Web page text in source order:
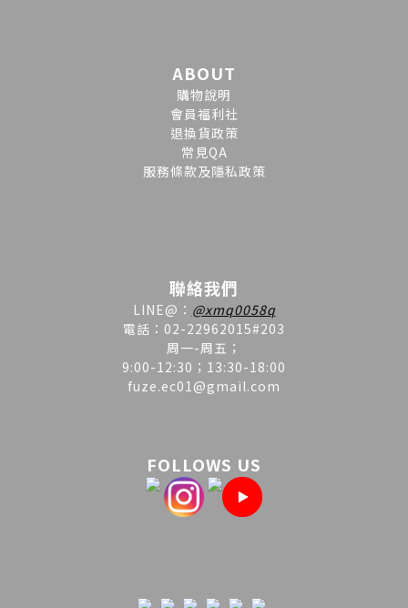
ABOUT
購物說明
會員福利社
退換貨政策
常見QA
服務條款及隱私政策
聯絡我們
LINE@ ： @xmq0058q
電話：02-22962015#203
周一-周五；
9:00-12:30；13:30-18:00
fuze.ec01@gmail.com
FOLLOWS US